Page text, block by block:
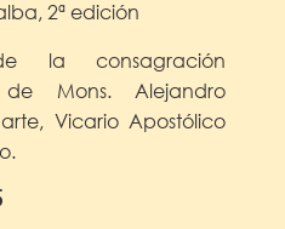
2ª edición
la consagración
de Mons. Alejandro
Vicario Apostólico